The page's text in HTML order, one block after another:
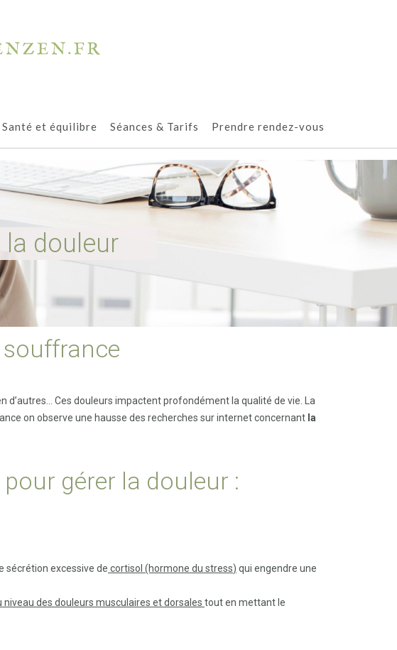
Santé et équilibre Séances & Tarifs Prendre rendez-vous
douleur
Ces douleurs impactent profondément la qualité de vie. La
on observe une hausse des recherches sur internet concernant la
gérer la douleur :
sécrétion excessive de cortisol (hormone du stress) qui engendre une
des douleurs musculaires et dorsales tout en mettant le